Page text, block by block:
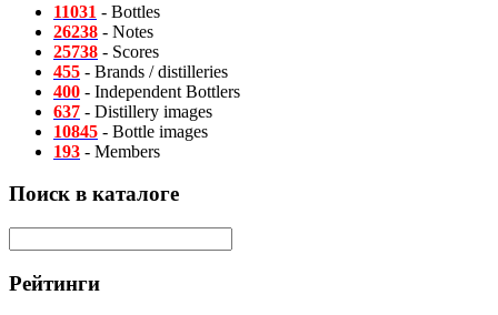
11031 - Bottles
26238 - Notes
25738 - Scores
455 - Brands / distilleries
400 - Independent Bottlers
637 - Distillery images
10845 - Bottle images
193 - Members
Поиск в каталоге
Рейтинги